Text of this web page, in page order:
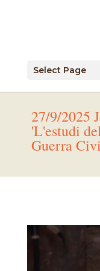
Select Page
27/9/2025
'L'estudi
Guerra